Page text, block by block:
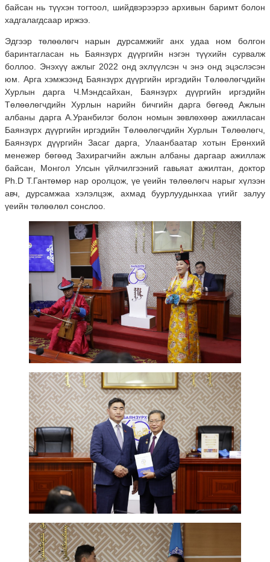
байсан нь түүхэн тогтоол, шийдвэрээрээ архивын баримт болон
хадгалагдсаар иржээ.
Эдгээр төлөөлөгч нарын дурсамжийг анх удаа ном болгон
баринтагласан нь Баянзүрх дүүргийн нэгэн түүхийн сурвалж
боллоо. Энэхүү ажлыг 2022 онд эхлүүлсэн ч энэ онд эцэслэсэн
юм. Арга хэмжээнд Баянзүрх дүүргийн иргэдийн Төлөөлөгчдийн
Хурлын дарга Ч.Мэндсайхан, Баянзүрх дүүргийн иргэдийн
Төлөөлөгчдийн Хурлын нарийн бичгийн дарга бөгөөд Ажлын
албаны дарга А.Уранбилэг болон номын зөвлөхөөр ажилласан
Баянзүрх дүүргийн иргэдийн Төлөөлөгчдийн Хурлын Төлөөлөгч,
Баянзүрх дүүргийн Засаг дарга, Улаанбаатар хотын Ерөнхий
менежер бөгөөд Захирагчийн ажлын албаны даргаар ажиллаж
байсан, Монгол Улсын үйлчилгээний гавьяат ажилтан, доктор
Ph.D Т.Гантөмөр нар оролцож, үе үеийн төлөөлөгч нарыг хүлээн
авч, дурсамжаа хэлэлцэж, ахмад буурлуудынхаа үгийг залуу
үеийн төлөөлөл сонслоо.